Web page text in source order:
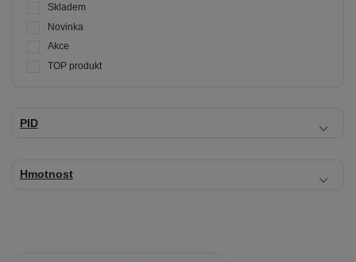
Skladem
Novinka
Akce
TOP produkt
PID
Hmotnost